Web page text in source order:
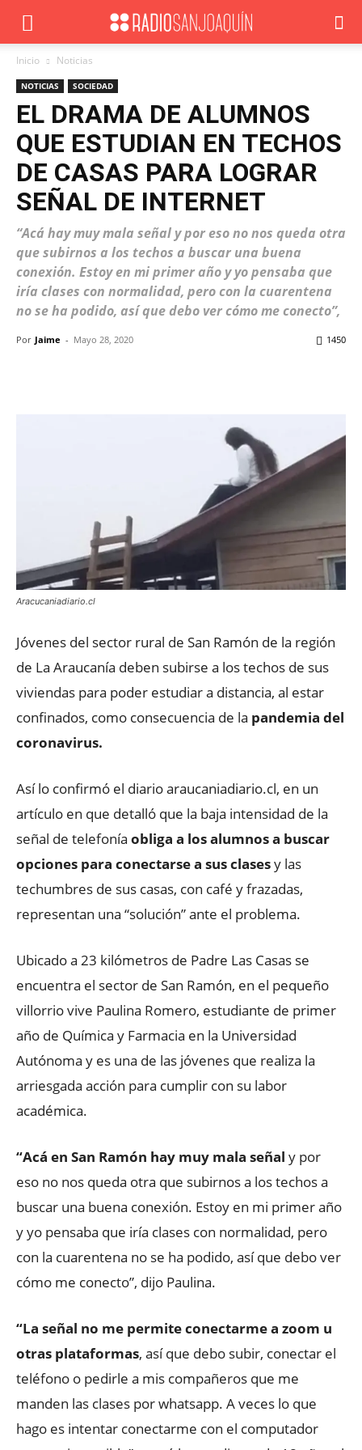
Inicio Noticias
NOTICIAS SOCIEDAD
EL DRAMA DE ALUMNOS
QUE ESTUDIAN EN TECHOS
DE CASAS PARA LOGRAR
SEÑAL DE INTERNET
“Acá hay muy mala señal y por eso no nos queda otra
que subirnos a los techos a buscar una buena
conexión. Estoy en mi primer año y yo pensaba que
iría clases con normalidad, pero con la cuarentena
no se ha podido, así que debo ver cómo me conecto”,
Por Jaime - Mayo 28, 2020 1450
Aracucaniadiario.cl
Jóvenes del sector rural de San Ramón de la región
de La Araucanía deben subirse a los techos de sus
viviendas para poder estudiar a distancia, al estar
confinados, como consecuencia de la pandemia del
coronavirus.
Así lo confirmó el diario araucaniadiario.cl, en un
artículo en que detalló que la baja intensidad de la
señal de telefonía obliga a los alumnos a buscar
opciones para conectarse a sus clasesy las
techumbres de sus casas, con café y frazadas,
representan una “solución” ante el problema.
Ubicado a 23 kilómetros de Padre Las Casas se
encuentra el sector de San Ramón, en el pequeño
villorrio vive Paulina Romero, estudiante de primer
año de Química y Farmacia en la Universidad
Autónoma y es una de las jóvenes que realiza la
arriesgada acción para cumplir con su labor
académica.
“Acá en San Ramón hay muy mala señal y por
eso no nos queda otra que subirnos a los techos a
buscar una buena conexión. Estoy en mi primer año
y yo pensaba que iría clases con normalidad, pero
con la cuarentena no se ha podido, así que debo ver
cómo me conecto”, dijo Paulina.
“La señal no me permite conectarme a zoom u
otras plataformas, así que debo subir, conectar el
teléfono o pedirle a mis compañeros que me
manden las clases por whatsapp. A veces lo que
hago es intentar conectarme con el computador